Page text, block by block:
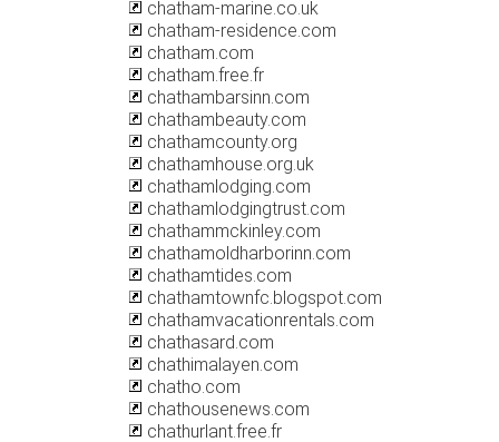
chatham-marine.co.uk
chatham-residence.com
chatham.com
chatham.free.fr
chathambarsinn.com
chathambeauty.com
chathamcounty.org
chathamhouse.org.uk
chathamlodging.com
chathamlodgingtrust.com
chathammckinley.com
chathamoldharborinn.com
chathamtides.com
chathamtownfc.blogspot.com
chathamvacationrentals.com
chathasard.com
chathimalayen.com
chatho.com
chathousenews.com
chathurlant.free.fr